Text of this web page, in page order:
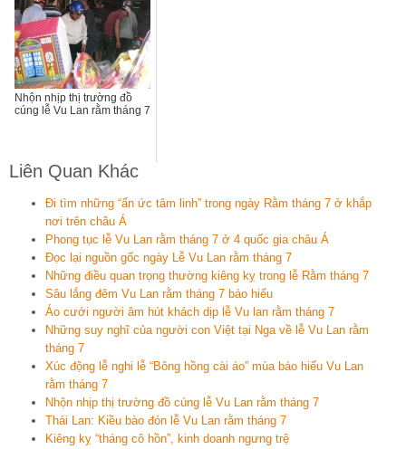
Nhộn nhịp thị trường đồ
cúng lễ Vu Lan rằm tháng 7
Liên Quan Khác
Đi tìm những “ẩn ức tâm linh” trong ngày Rằm tháng 7 ở khắp
nơi trên châu Á
Phong tục lễ Vu Lan rằm tháng 7 ở 4 quốc gia châu Á
Đọc lại nguồn gốc ngày Lễ Vu Lan rằm tháng 7
Những điều quan trọng thường kiêng kỵ trong lễ Rằm tháng 7
Sâu lắng đêm Vu Lan rằm tháng 7 báo hiếu
Áo cưới người âm hút khách dịp lễ Vu lan rằm tháng 7
Những suy nghĩ của người con Việt tại Nga về lễ Vu Lan rằm
tháng 7
Xúc động lễ nghi lễ “Bông hồng cài áo” mùa báo hiếu Vu Lan
rằm tháng 7
Nhộn nhịp thị trường đồ cúng lễ Vu Lan rằm tháng 7
Thái Lan: Kiều bào đón lễ Vu Lan rằm tháng 7
Kiêng kỵ “tháng cô hồn”, kinh doanh ngưng trệ